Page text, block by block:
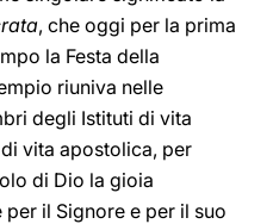
, che oggi per la prima
la Festa della
riuniva nelle
degli Istituti di vita
vita apostolica, per
di Dio la gioia
il Signore e per il suo